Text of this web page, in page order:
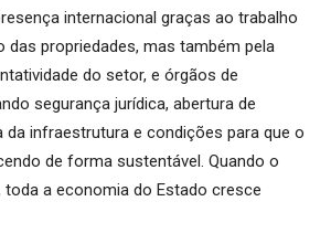
internacional graças ao trabalho
das propriedades, mas também pela
do setor, e órgãos de
segurança jurídica, abertura de
da infraestrutura e condições para que o
de forma sustentável. Quando o
toda a economia do Estado cresce